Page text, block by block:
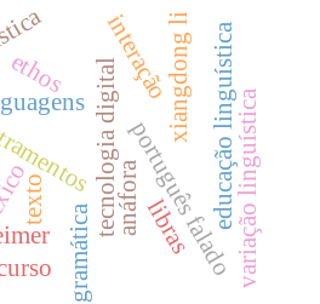
tecnologia digital
gramática português falado
texto educação linguística
xiangdong li
interação
anáfora variação linguística
ethos
libras